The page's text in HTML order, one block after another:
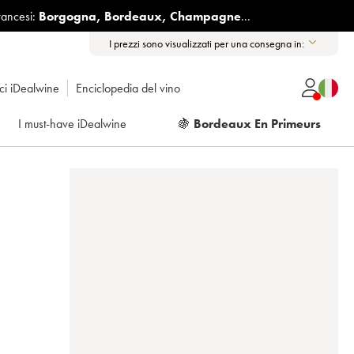
Borgogna, Bordeaux, Champagne...
I prezzi sono visualizzati per una consegna in:
iDealwine Enciclopedia del vino
I must-have iDealwine 🍇 Bordeaux En Primeurs